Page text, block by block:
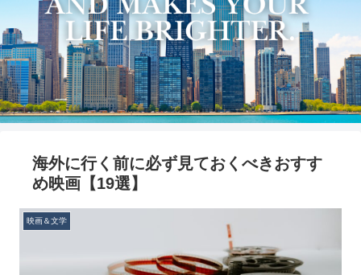
海外に行く前に必ず見ておくべきおすす
め映画【19選】
映画＆文学